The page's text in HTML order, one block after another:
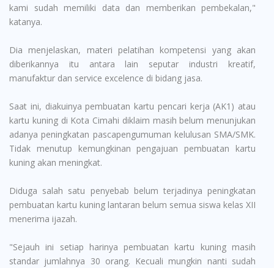
kami sudah memiliki data dan memberikan pembekalan,"
katanya.
Dia menjelaskan, materi pelatihan kompetensi yang akan
diberikannya itu antara lain seputar industri kreatif,
manufaktur dan service excelence di bidang jasa.
Saat ini, diakuinya pembuatan kartu pencari kerja (AK1) atau
kartu kuning di Kota Cimahi diklaim masih belum menunjukan
adanya peningkatan pascapengumuman kelulusan SMA/SMK.
Tidak menutup kemungkinan pengajuan pembuatan kartu
kuning akan meningkat.
Diduga salah satu penyebab belum terjadinya peningkatan
pembuatan kartu kuning lantaran belum semua siswa kelas XII
menerima ijazah.
"Sejauh ini setiap harinya pembuatan kartu kuning masih
standar jumlahnya 30 orang. Kecuali mungkin nanti sudah